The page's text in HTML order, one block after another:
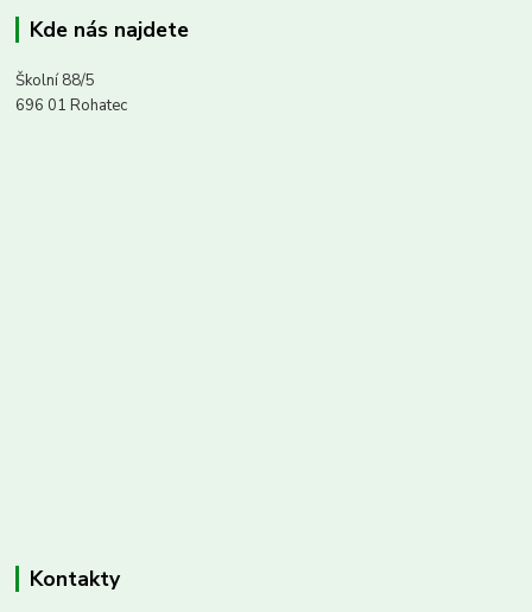
Kde nás najdete
Školní 88/5
696 01 Rohatec
Kontakty